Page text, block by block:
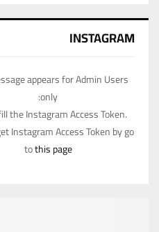
INSTAGRAM
appears for Admin Users
only:
the Instagram Access Token.
Instagram Access Token by go
tothis page